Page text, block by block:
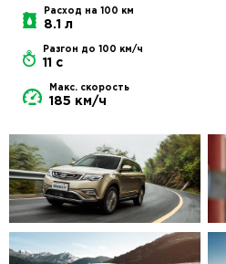
Расход на 100 км
8.1 л
Разгон до 100 км/ч
11 с
Макс. скорость
185 км/ч